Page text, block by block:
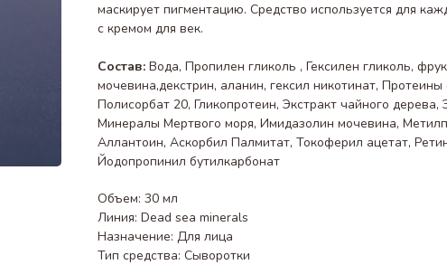
маскирует пигментацию. Средство используется для
с кремом для век.
Состав: Вода, Пропилен гликоль , Гексилен гликоль,
мочевина,декстрин, аланин, гексил никотинат,
Полисорбат 20, Гликопротеин, Экстракт чайного
Минералы Мертвого моря, Имидазолин мочевина,
Аллантоин, Аскорбил Палмитат, Токоферил ацетат,
Йодопропинил бутилкарбонат
Объем: 30 мл
Линия: Dead sea minerals
Назначение: Для лица
Тип средства: Сыворотки